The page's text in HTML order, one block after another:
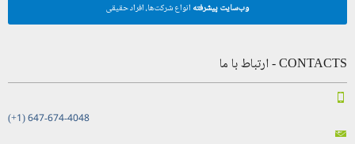
وب‌سایت پیشرفته انواع شرکت‌ها، افراد حقیقی
CONTACTS - ارتباط با ما
(+1) 647-674-4048